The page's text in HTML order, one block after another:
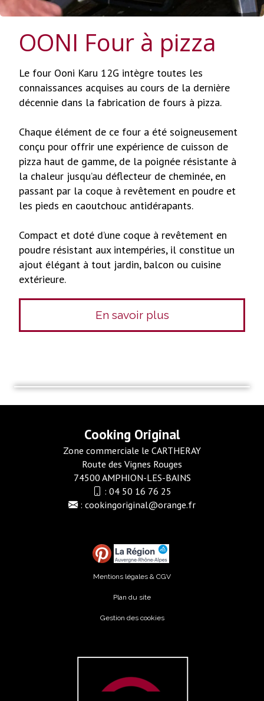
OONI Four à pizza
Le four Ooni Karu 12G intègre toutes les
connaissances acquises au cours de la dernière
décennie dans la fabrication de fours à pizza.
Chaque élément de ce four a été soigneusement
conçu pour offrir une expérience de cuisson de
pizza haut de gamme, de la poignée résistante à
la chaleur jusqu’au déflecteur de cheminée, en
passant par la coque à revêtement en poudre et
les pieds en caoutchouc antidérapants.
Compact et doté d’une coque à revêtement en
poudre résistant aux intempéries, il constitue un
ajout élégant à tout jardin, balcon ou cuisine
extérieure.
En savoir plus
Cooking Original
Zone commerciale le CARTHERAY
Route des Vignes Rouges
74500 AMPHION-LES-BAINS
: 04 50 16 76 25
: cookingoriginal@orange.fr
Mentions légales & CGV
Plan du site
Gestion des cookies